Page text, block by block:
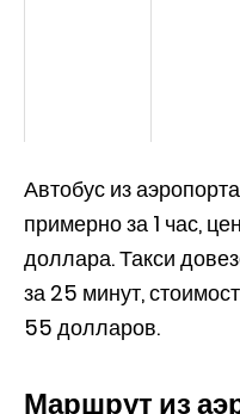
Автобус из
примерно за 1 час,
доллара. Такси
за 25 минут,
55 долларов.
Маршрут из